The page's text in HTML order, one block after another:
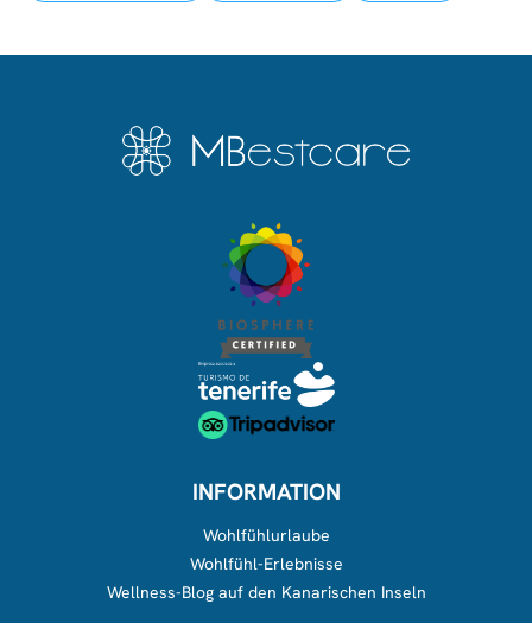
INFORMATION
Wohlfühlurlaube
Wohlfühl-Erlebnisse
Wellness-Blog auf den Kanarischen Inseln